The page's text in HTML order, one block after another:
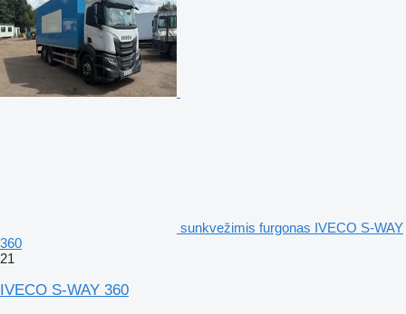
sunkvežimis furgonas IVECO S-WAY
360
21
IVECO S-WAY 360